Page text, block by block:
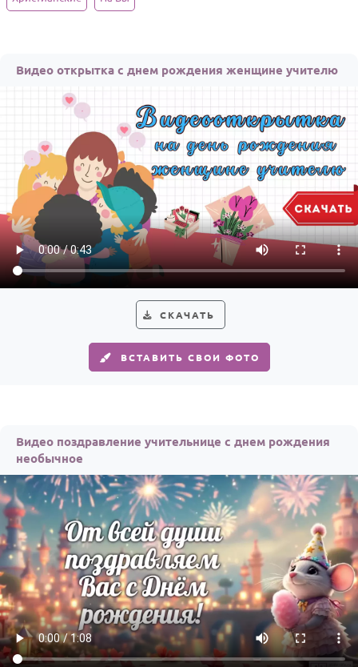
КОМУ
Женщине
Мужчине
Маме
Папе
Все родственники
ПЕРСОНАЛЬНЫЕ
Видео открытка с днем рождения женщине учителю
СКАЧАТЬ
ВСТАВИТЬ СВОИ ФОТО
Видео поздравление учительнице с днем рождения
необычное